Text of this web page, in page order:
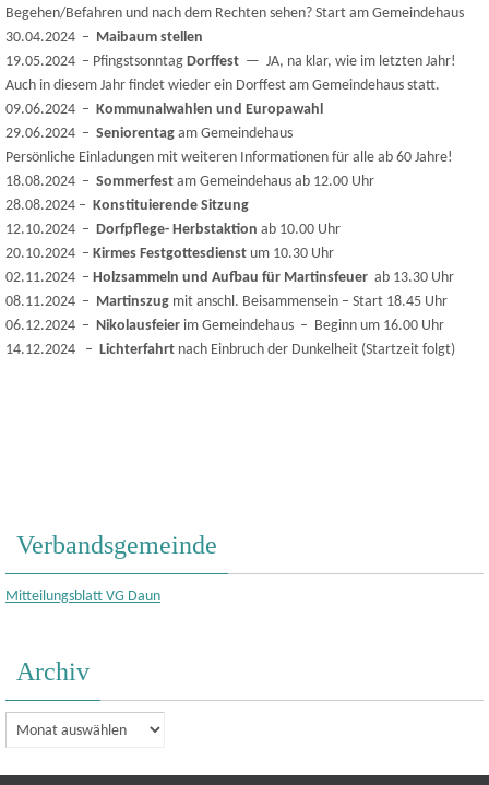
Begehen/Befahren und nach dem Rechten sehen? Start am Gemeindehaus
30.04.2024 – Maibaum stellen
19.05.2024 – Pfingstsonntag Dorffest — JA, na klar, wie im letzten Jahr!
Auch in diesem Jahr findet wieder ein Dorffest am Gemeindehaus statt.
09.06.2024 – Kommunalwahlen und Europawahl
29.06.2024 – Seniorentag am Gemeindehaus
Persönliche Einladungen mit weiteren Informationen für alle ab 60 Jahre!
18.08.2024 – Sommerfest am Gemeindehaus ab 12.00 Uhr
28.08.2024 – Konstituierende Sitzung
12.10.2024 – Dorfpflege- Herbstaktion ab 10.00 Uhr
20.10.2024 – Kirmes Festgottesdienst um 10.30 Uhr
02.11.2024 – Holzsammeln und Aufbau für Martinsfeuer ab 13.30 Uhr
08.11.2024 – Martinszug mit anschl. Beisammensein – Start 18.45 Uhr
06.12.2024 – Nikolausfeier im Gemeindehaus – Beginn um 16.00 Uhr
14.12.2024 – Lichterfahrt nach Einbruch der Dunkelheit (Startzeit folgt)
Verbandsgemeinde
Mitteilungsblatt VG Daun
Archiv
Archiv